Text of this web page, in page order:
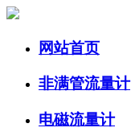
网站首页
非满管流量计
电磁流量计